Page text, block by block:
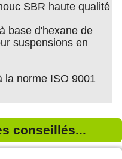
SBR haute qualité
base d'hexane de
suspensions en
la norme ISO 9001
conseillés...